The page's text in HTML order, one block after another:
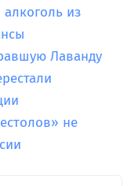
из
Лаванду
не